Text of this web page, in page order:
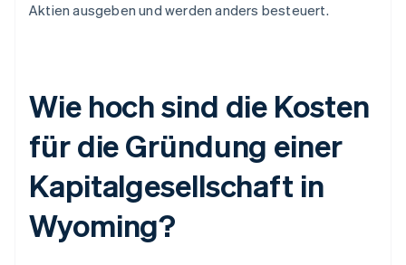
Aktien ausgeben und werden anders besteuert.
Wie hoch sind die Kosten
für die Gründung einer
Kapitalgesellschaft in
Wyoming?